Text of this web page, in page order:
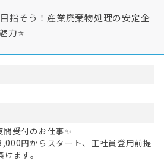
指そう！産業廃棄物処理の安定企
力⭐
受付のお仕事✨
円からスタート、正社員登用前提
ます。